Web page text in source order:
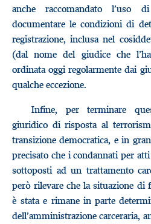
anche raccomandato l’uso
documentare le condizioni di
registrazione, inclusa nel
(dal nome del giudice che
ordinata oggi regolarmente dai
qualche eccezione.
Infine, per terminare
giuridico di risposta al
transizione democratica, e in
precisato che i condannati per
sottoposti ad un trattamento
però rilevare che la situazione di
è stata e rimane in parte
dell’amministrazione carceraria,